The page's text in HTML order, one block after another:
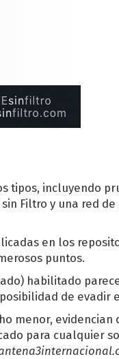
tipos, incluyendo
Filtro y una red de
en los
puntos.
habilitado
de evadir
menor, evidencian
para cualquier